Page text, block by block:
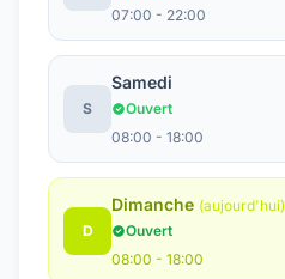
07:00 - 22:00
S
Samedi
Ouvert
08:00 - 18:00
D
Dimanche (aujourd'hui)
Ouvert
08:00 - 18:00